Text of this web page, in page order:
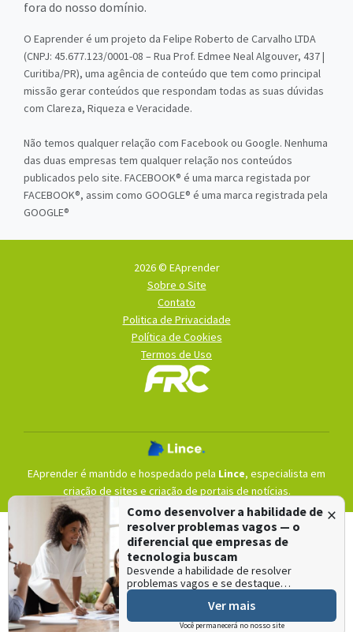
Como desenvolver a habilidade de
resolver problemas vagos — o
diferencial que empresas de
tecnologia buscam
Desvende a habilidade de resolver
problemas vagos e se destaque…
Ver mais
Você permanecerá no nosso site
×
fora do nosso domínio.
O Eaprender é um projeto da Felipe Roberto de Carvalho LTDA
(CNPJ: 45.677.123/0001-08 – Rua Prof. Edmee Neal Algouver, 437 |
Curitiba/PR), uma agência de conteúdo que tem como principal
missão gerar conteúdos que respondam todas as suas dúvidas
com Clareza, Riqueza e Veracidade.
Não temos qualquer relação com Facebook ou Google. Nenhuma
das duas empresas tem qualquer relação nos conteúdos
publicados pelo site. FACEBOOK® é uma marca registada por
FACEBOOK®, assim como GOOGLE® é uma marca registrada pela
GOOGLE®
2026 © EAprender
Sobre o Site
Contato
Politica de Privacidade
Política de Cookies
Termos de Uso
EAprender é mantido e hospedado pela Lince, especialista em
criação de sites e criação de portais de notícias.